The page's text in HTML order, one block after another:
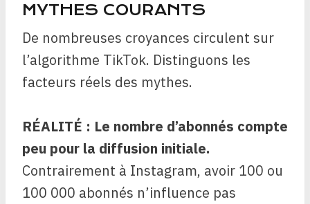
MYTHES COURANTS
De nombreuses croyances circulent sur
l’algorithme TikTok. Distinguons les
facteurs réels des mythes.
RÉALITÉ : Le nombre d’abonnés compte
peu pour la diffusion initiale.
Contrairement à Instagram, avoir 100 ou
100 000 abonnés n’influence pas